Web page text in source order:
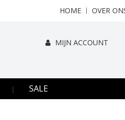
HOME OVER
MIJN ACCOUNT
SALE